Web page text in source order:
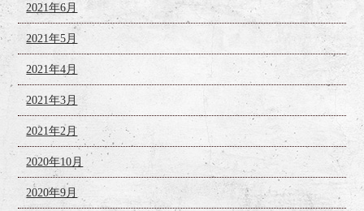
2021年6月
2021年5月
2021年4月
2021年3月
2021年2月
2020年10月
2020年9月